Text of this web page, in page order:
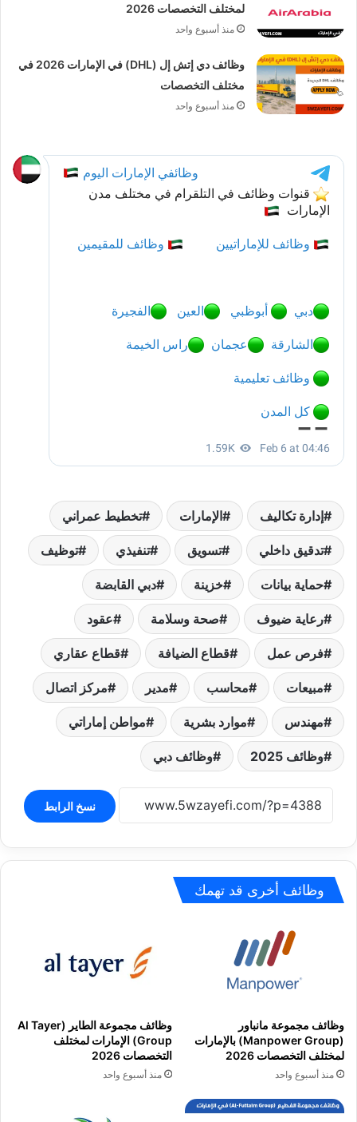
لمختلف التخصصات 2026
منذ أسبوع واحد
وظائف دي إتش إل (DHL) في الإمارات 2026 في
مختلف التخصصات
منذ أسبوع واحد
إدارة تكاليف الإمارات تخطيط عمراني
تدقيق داخلي تسويق تنفيذي توظيف
حماية بيانات خزينة دبي القابضة
رعاية ضيوف صحة وسلامة عقود
فرص عمل قطاع الضيافة قطاع عقاري
مبيعات محاسب مدير مركز اتصال
مهندس موارد بشرية مواطن إماراتي
وظائف 2025 وظائف دبي
نسخ الرابط
وظائف أخرى قد تهمك
وظائف مجموعة مانباور
(Manpower Group) بالإمارات
لمختلف التخصصات 2026
منذ أسبوع واحد
وظائف مجموعة الطاير (Al Tayer
Group) الإمارات لمختلف
التخصصات 2026
منذ أسبوع واحد